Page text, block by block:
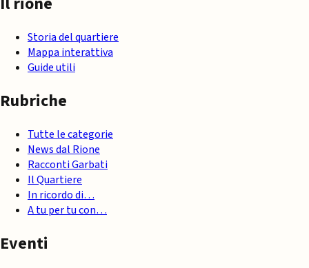
Storia del quartiere
Mappa interattiva
Guide utili
Rubriche
Tutte le categorie
News dal Rione
Racconti Garbati
Il Quartiere
In ricordo di…
A tu per tu con…
Eventi